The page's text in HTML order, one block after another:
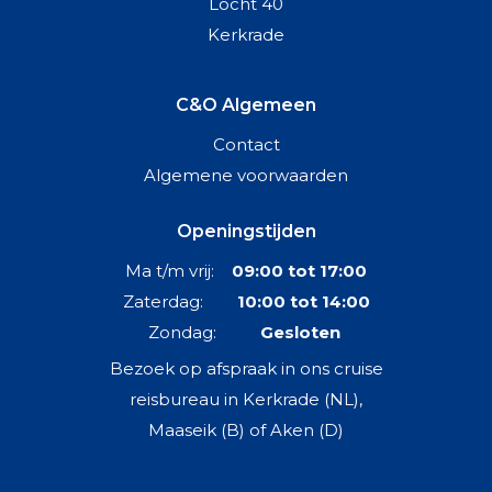
Kerkrade
C&O Algemeen
Contact
Algemene voorwaarden
Openingstijden
Ma t/m vrij: 09:00 tot 17:00
Zaterdag: 10:00 tot 14:00
Zondag: Gesloten
Bezoek op afspraak in ons cruise
reisbureau in Kerkrade (NL),
Maaseik (B) of Aken (D)